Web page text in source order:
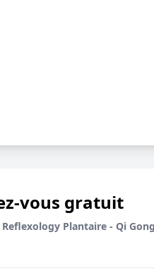
vous gratuit
Reflexology Plantaire - Qi